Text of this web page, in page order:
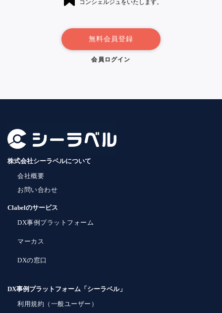
コンシェルジュをいたします。
無料会員登録
会員ログイン
株式会社シーラベルについて
会社概要
お問い合わせ
Clabelのサービス
DX事例プラットフォーム
マーカス
DXの窓口
DX事例プラットフォーム「シーラベル」
利用規約（一般ユーザー）